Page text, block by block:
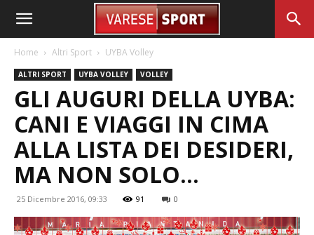
Home Altri Sport UYBA Volley
ALTRI SPORT UYBA VOLLEY VOLLEY
GLI AUGURI DELLA UYBA:
CANI E VIAGGI IN CIMA
ALLA LISTA DEI DESIDERI,
MA NON SOLO…
25 Dicembre 2016, 09:33 91 0